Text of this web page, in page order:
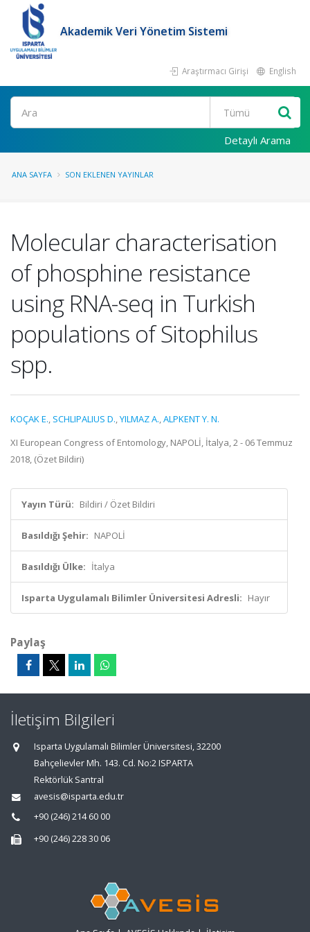
Akademik Veri Yönetim Sistemi
Araştırmacı Girişi English
Ara
Detaylı Arama
ANA SAYFA SON EKLENEN YAYINLAR
Molecular characterisation
of phosphine resistance
using RNA-seq in Turkish
populations of Sitophilus
spp.
KOÇAK E., SCHLIPALIUS D.,YILMAZ A.,ALPKENT Y. N.
XI European Congress of Entomology, NAPOLİ, İtalya, 2 - 06 Temmuz
2018, (Özet Bildiri)
Yayın Türü: Bildiri / Özet Bildiri
Basıldığı Şehir: NAPOLİ
Basıldığı Ülke: İtalya
Isparta Uygulamalı Bilimler Üniversitesi Adresli: Hayır
Paylaş
İletişim Bilgileri
Isparta Uygulamalı Bilimler Üniversitesi, 32200
Bahçelievler Mh. 143. Cd. No:2 ISPARTA
Rektörlük Santral
avesis@isparta.edu.tr
+90 (246) 214 60 00
+90 (246) 228 30 06